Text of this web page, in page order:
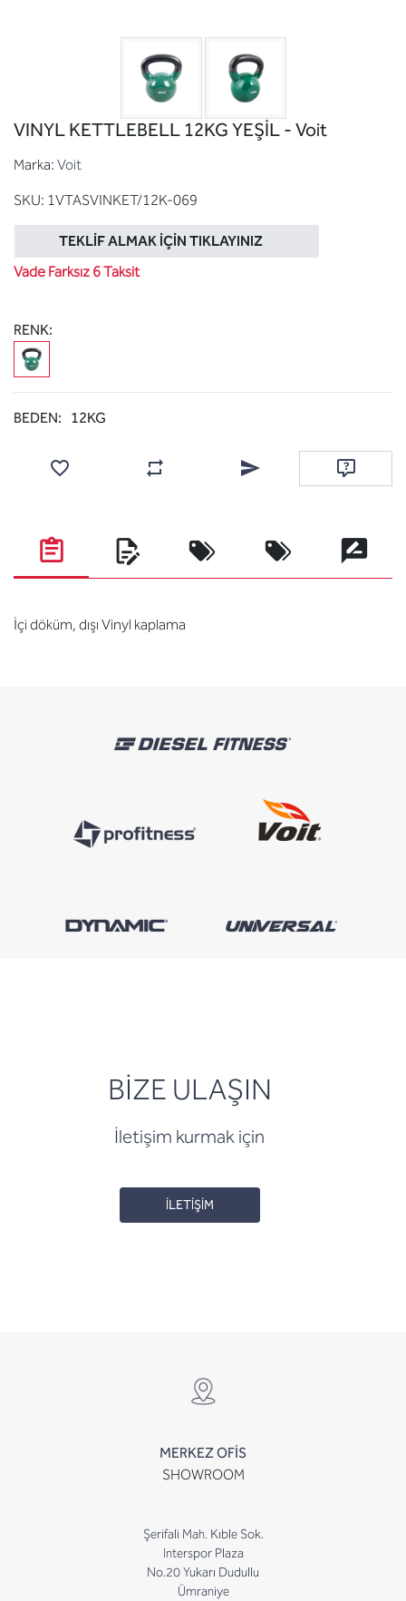
VINYL KETTLEBELL 12KG YEŞİL - Voit
Marka: Voit
SKU: 1VTASVINKET/12K-069
TEKLIF ALMAK İÇIN TIKLAYINIZ
Vade Farksız 6 Taksit
RENK:
BEDEN: 12KG
Karşılaştırma listesine ekleArkadaşına e-posta ile
Soru sor
İçi döküm, dışı Vinyl kaplama
BİZE ULAŞIN
İletişim kurmak için
İLETİŞİM
MERKEZ OFİS
SHOWROOM
Şerifali Mah. Kıble Sok.
Interspor Plaza
No.20 Yukarı Dudullu
Ümraniye